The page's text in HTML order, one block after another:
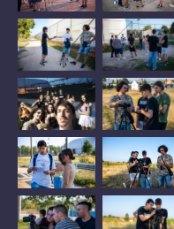
No Caption No Caption
No Caption No Caption
No Caption No Caption
No Caption No Caption